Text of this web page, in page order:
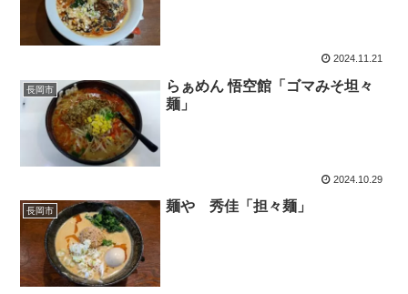
2024.11.21
長岡市
らぁめん 悟空館「ゴマみそ坦々
麺」
2024.10.29
長岡市 麺や 秀佳「担々麺」